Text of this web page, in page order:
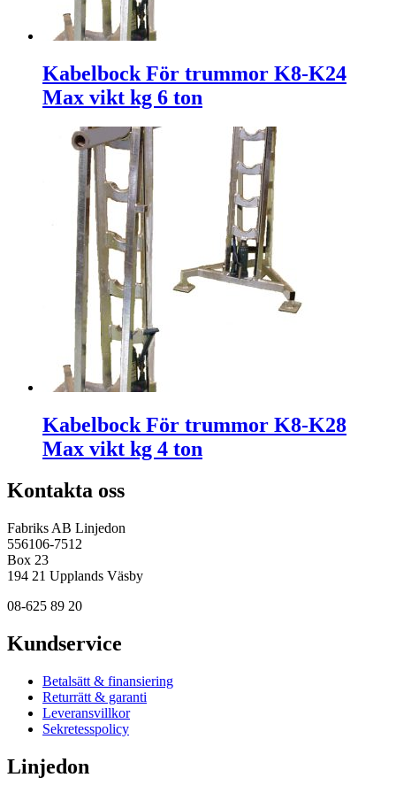
Kabelbock För trummor K8-K24
Max vikt kg 6 ton
Kabelbock För trummor K8-K28
Max vikt kg 4 ton
Kontakta oss
Fabriks AB Linjedon
556106-7512
Box 23
194 21 Upplands Väsby
08-625 89 20
Kundservice
Betalsätt & finansiering
Returrätt & garanti
Leveransvillkor
Sekretesspolicy
Linjedon